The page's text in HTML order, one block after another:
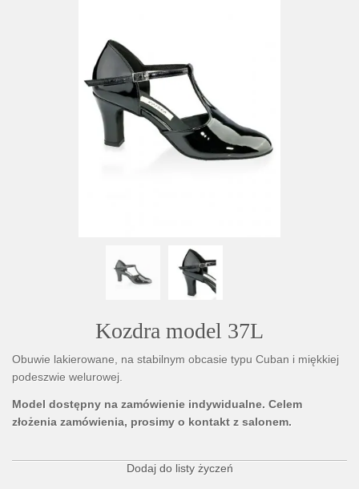
Kozdra model 37L
Obuwie lakierowane, na stabilnym obcasie typu Cuban i miękkiej
podeszwie welurowej.
Model dostępny na zamówienie indywidualne. Celem
złożenia zamówienia, prosimy o kontakt z salonem.
Dodaj do listy życzeń